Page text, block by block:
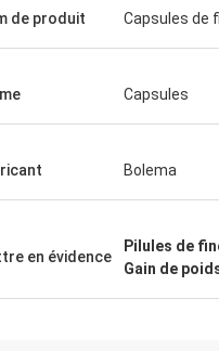
de produit Capsules de
Capsules
Bolema
en évidence
Pilules de
Gain de